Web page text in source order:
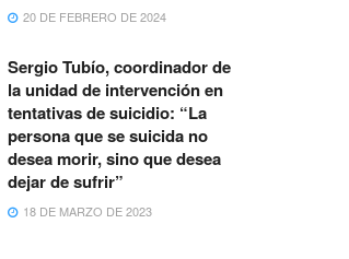
20 DE FEBRERO DE 2024
Sergio Tubío, coordinador de
la unidad de intervención en
tentativas de suicidio: “La
persona que se suicida no
desea morir, sino que desea
dejar de sufrir”
18 DE MARZO DE 2023